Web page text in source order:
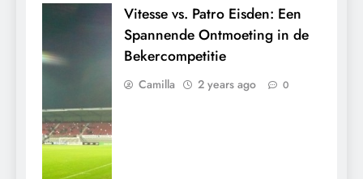
Vitesse vs. Patro Eisden: Een
Spannende Ontmoeting in de
Bekercompetitie
Camilla 2 years ago 0